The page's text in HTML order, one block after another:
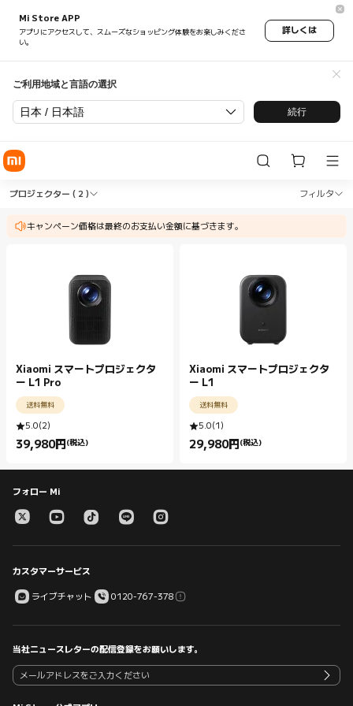
Mi Store APP
アプリにアクセスして、スムーズなショッピング体験をお楽しみくださ
い。
詳しくは
ご利用地域と言語の選択
日本 / 日本語 続行
Shop オーディオ・ビジュアル
プロジェクター ( 2 ) フィルタ
キャンペーン価格は最終のお支払い金額に基づきます。
Shop オーディオ・ビジュアル プロジェ
Xiaomi スマートプロジェクタ
ー L1 Pro
送料無料
5.0(2)
39,980円 (税込)
Current Price 円39980.00
Xiaomi スマートプロジェクタ
ー L1
送料無料
5.0(1)
29,980円 (税込)
Current Price 円29980.00
フォロー Mi
カスタマーサービス
ライブチャット 0120-767-378
当社ニュースレターの配信登録をお願いします。